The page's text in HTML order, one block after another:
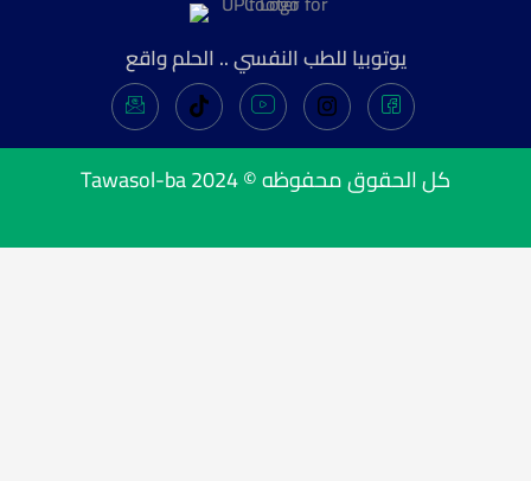
يوتوبيا للطب النفسي .. الحلم واقع
كل الحقوق محفوظه © 2024 Tawasol-ba